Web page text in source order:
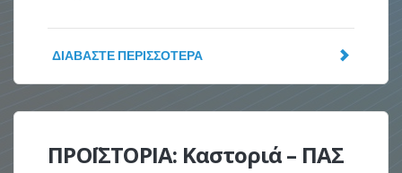
ΔΙΑΒΆΣΤΕ ΠΕΡΙΣΣΌΤΕΡΑ
ΠΡΟΪΣΤΟΡΙΑ: Καστοριά – ΠΑΣ